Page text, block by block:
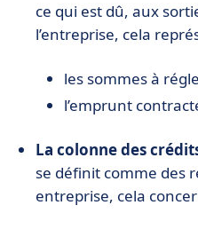
ce qui est dû, aux
l’entreprise, cela
les sommes à
l’emprunt
La colonne des
se définit comme des
entreprise, cela